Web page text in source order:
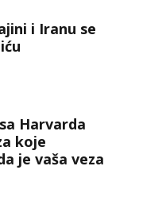
i Iranu se
Harvarda
koje
je vaša veza